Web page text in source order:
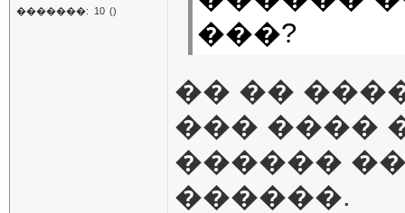
�������: 10 ()
���?
�� ��
��� ����
������
������.